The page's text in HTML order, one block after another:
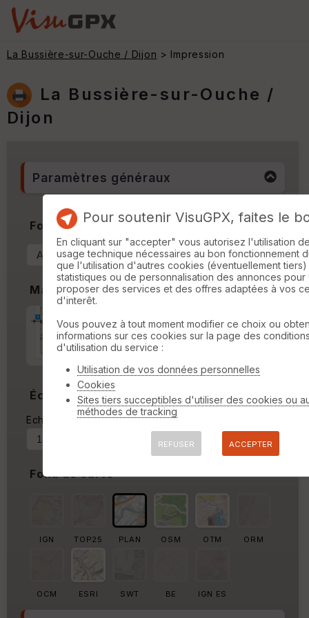
La Bussière-sur-Ouche / Dijon > Impression
La Bussière-sur-Ouche /
Dijon
Paramètres généraux
Format & Orientation
Marges
Marge autour de la trace
%
Échelle
Echelle actuelle : 1/87716
Fond de carte
IGN TOP25 PLAN OSM OTM ORM
OCM ESRI SWT BE IGN ES
Pour soutenir VisuGPX, faites le
En cliquant sur "accepter" vous autorisez l'utilisation
usage technique nécessaires au bon fonctionnement
que l'utilisation d'autres cookies (éventuellement
statistiques ou de personnalisation des annonces pour
proposer des services et des offres adaptées à vos
d'interêt.
Vous pouvez à tout moment modifier ce choix ou
informations sur ces cookies sur la page des
d'utilisation du service :
Utilisation de vos données personnelles
Cookies
Sites tiers succeptibles d'utiliser des cookies ou
méthodes de tracking
REFUSER ACCEPTER